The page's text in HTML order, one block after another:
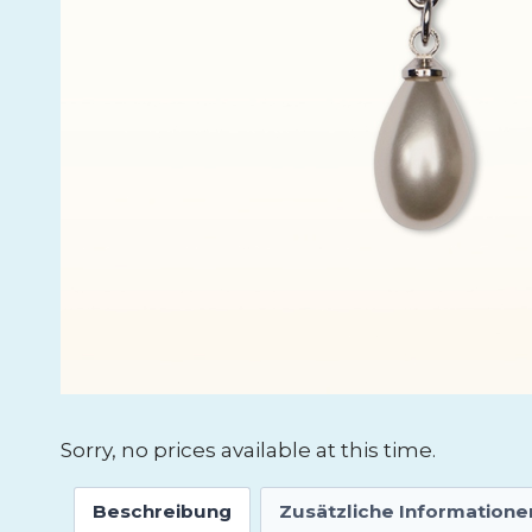
Sorry, no prices available at this time.
Beschreibung Zusätzliche